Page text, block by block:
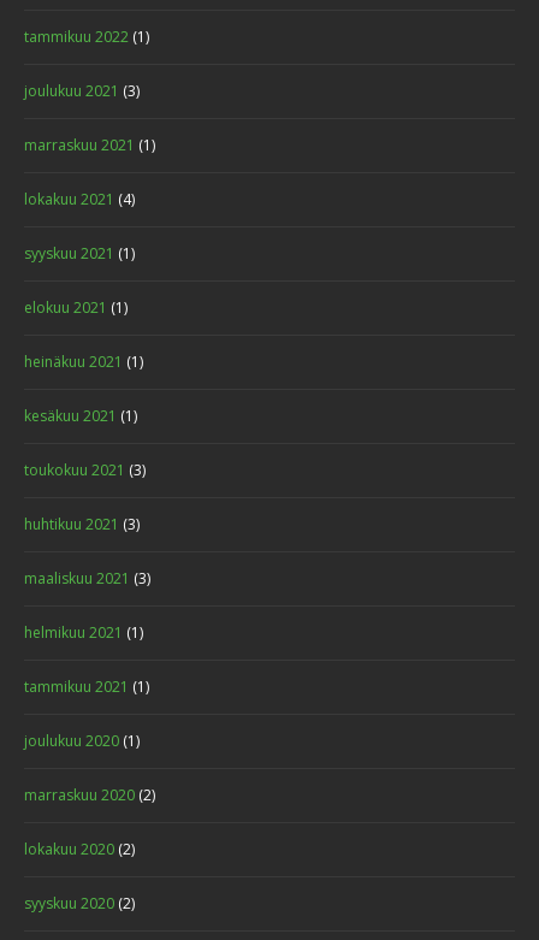
tammikuu 2022 (1)
joulukuu 2021 (3)
marraskuu 2021 (1)
lokakuu 2021 (4)
syyskuu 2021 (1)
elokuu 2021 (1)
heinäkuu 2021 (1)
kesäkuu 2021 (1)
toukokuu 2021 (3)
huhtikuu 2021 (3)
maaliskuu 2021 (3)
helmikuu 2021 (1)
tammikuu 2021 (1)
joulukuu 2020 (1)
marraskuu 2020 (2)
lokakuu 2020 (2)
syyskuu 2020 (2)